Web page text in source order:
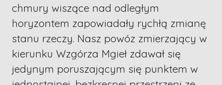
chmury wiszące nad odległym
horyzontem zapowiadały rychłą zmianę
stanu rzeczy. Nasz powóz zmierzający w
kierunku Wzgórza Mgieł zdawał się
jedynym poruszającym się punktem w